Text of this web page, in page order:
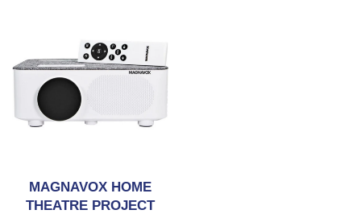
MAGNAVOX HOME
THEATRE PROJECT